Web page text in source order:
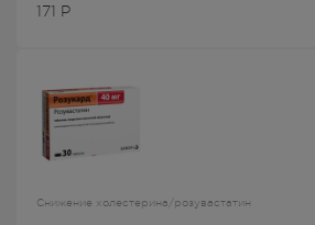
171 Р
Снижение холестерина/розувастатин